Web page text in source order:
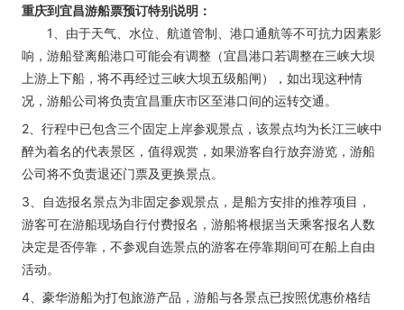
重庆到宜昌游船票预订特别说明：
1、由于天气、水位、航道管制、港口通航等不可抗力因素影
响，游船登离船港口可能会有调整（宜昌港口若调整在三峡大坝
上游上下船，将不再经过三峡大坝五级船闸），如出现这种情
况，游船公司将负责宜昌重庆市区至港口间的运转交通。
2、行程中已包含三个固定上岸参观景点，该景点均为长江三峡中
醉为着名的代表景区，值得观赏，如果游客自行放弃游览，游船
公司将不负责退还门票及更换景点。
3、自选报名景点为非固定参观景点，是船方安排的推荐项目，
游客可在游船现场自行付费报名，游船将根据当天乘客报名人数
决定是否停靠，不参观自选景点的游客在停靠期间可在船上自由
活动。
4、豪华游船为打包旅游产品，游船与各景点已按照优惠价格结